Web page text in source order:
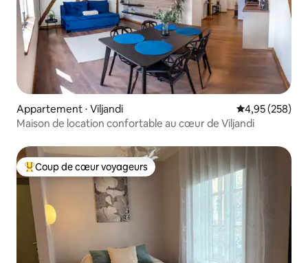
Appartement ⋅ Viljandi Évaluation
4,95 (258)
Maison de location confortable au cœur de Viljandi
Coups de cœur voyageurs les plus appréciés
Coup de cœur voyageurs